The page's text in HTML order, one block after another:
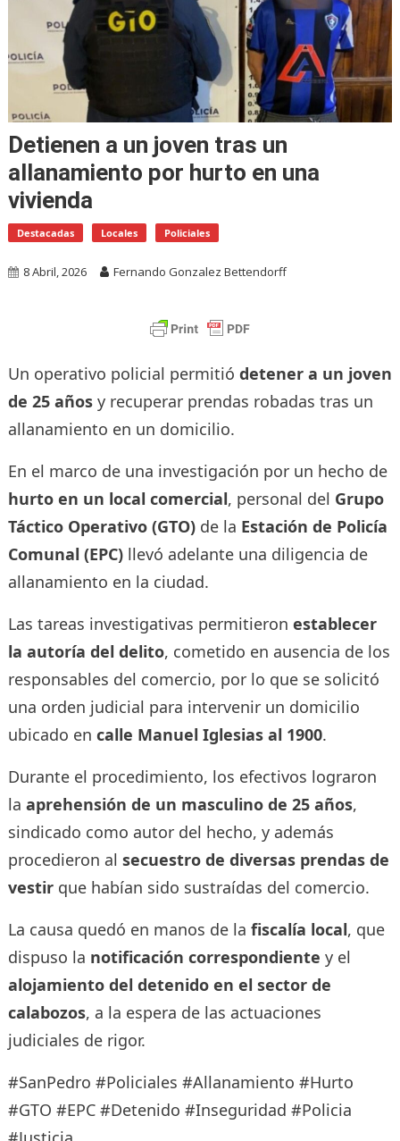
Detienen a un joven tras un
allanamiento por hurto en una
vivienda
Destacadas Locales Policiales
8 Abril, 2026 Fernando Gonzalez Bettendorff
Un operativo policial permitió detener a un joven
de 25 añosy recuperar prendas robadas tras un
allanamiento en un domicilio.
En el marco de una investigación por un hecho de
hurto en un local comercial, personal del Grupo
Táctico Operativo (GTO)de la Estación de Policía
Comunal (EPC)llevó adelante una diligencia de
allanamiento en la ciudad.
Las tareas investigativas permitieron establecer
la autoría del delito, cometido en ausencia de los
responsables del comercio, por lo que se solicitó
una orden judicial para intervenir un domicilio
ubicado en calle Manuel Iglesias al 1900.
Durante el procedimiento, los efectivos lograron
la aprehensión de un masculino de 25 años,
sindicado como autor del hecho, y además
procedieron al secuestro de diversas prendas de
vestirque habían sido sustraídas del comercio.
La causa quedó en manos de la fiscalía local, que
dispuso la notificación correspondiente y el
alojamiento del detenido en el sector de
calabozos, a la espera de las actuaciones
judiciales de rigor.
#SanPedro #Policiales #Allanamiento #Hurto
#GTO #EPC #Detenido #Inseguridad #Policia